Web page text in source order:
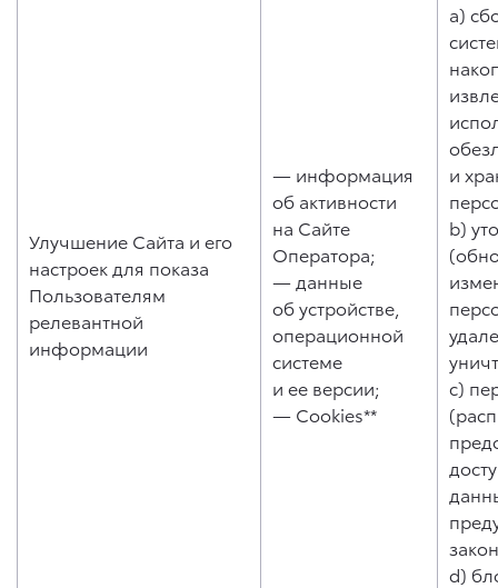
Улучшение Сайта и его
настроек для показа
Пользователям
релевантной
информации
— информация
об активности
на Сайте
Оператора;
— данные
об устройстве,
операционной
системе
и ее версии;
— Cookies**
a)
и
b)
c)
d)